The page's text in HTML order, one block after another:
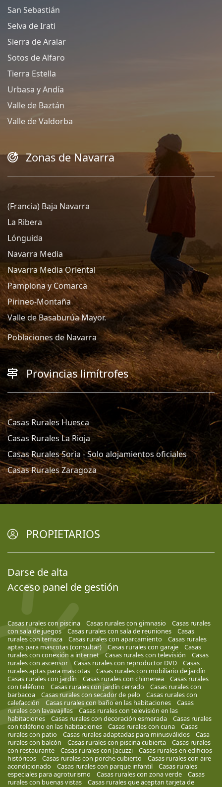
San Sebastián
Selva de Irati
Sierra de Aralar
Sotos de Alfaro
Tierra Estella
Urbasa y Andía
Valle de Baztán
Valle de Valdorba
Zonas de Navarra
(Francia) Baja Navarra
La Ribera
Lónguida
Navarra Media
Navarra Media Oriental
Pamplona y Comarca
Pirineo-Montaña
Valle de Basaburúa Mayor.
Poblaciones de Navarra
Provincias limítrofes
Casas Rurales Huesca
Casas Rurales La Rioja
Casas Rurales Soria - Solo alojamientos oficiales
Casas Rurales Zaragoza
PROPIETARIOS
Darse de alta
Acceso panel de gestión
Casas rurales con piscina Casas rurales con gimnasio
Casas rurales
con sala de juegos
Casas rurales con sala de reuniones
Casas
rurales con terraza
Casas rurales con aparcamiento
Casas rurales
aptas para mascotas (consultar)
Casas rurales con garaje
Casas
rurales con conexión a internet
Casas rurales con televisión
Casas
rurales con ascensor
Casas rurales con reproductor DVD
Casas
rurales aptas para mascotas
Casas rurales con mobiliario de jardín
Casas rurales con jardín
Casas rurales con chimenea
Casas rurales
con teléfono
Casas rurales con jardín cerrado
Casas rurales con
barbacoa
Casas rurales con secador de pelo
Casas rurales con
calefacción
Casas rurales con baño en las habitaciones
Casas
rurales con lavavajillas
Casas rurales con televisión en las
habitaciones
Casas rurales con decoración esmerada
Casas rurales
con teléfono en las habitaciones
Casas rurales con cuna
Casas
rurales con patio
Casas rurales adaptadas para minusválidos
Casa
rurales con balcón
Casas rurales con piscina cubierta
Casas rurales
con restaurante
Casas rurales con Jacuzzi
Casas rurales en edificios
históricos
Casas rurales con porche cubierto
Casas rurales con aire
acondicionado
Casas rurales con parque infantil
Casas rurales
especiales para agroturismo
Casas rurales con zona verde
Casas
rurales con buenas vistas
Casas rurales que aceptan tarjeta de